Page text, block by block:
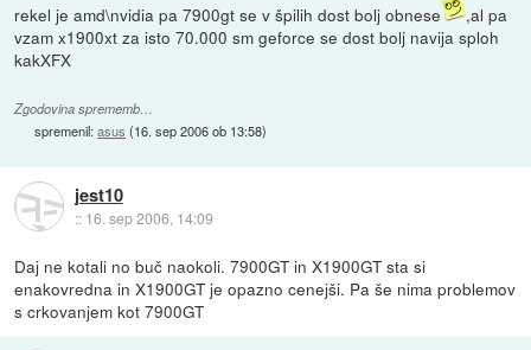
rekel je amd\nvidia pa 7900gt se v špilih dost bolj obnese
,al pa
vzam x1900xt za isto 70.000 sm geforce se dost bolj navija sploh
kakXFX
Zgodovina sprememb…
spremenil:asus (16. sep 2006 ob 13:58)
jest10
:: 16. sep 2006, 14:09
Daj ne kotali no buč naokoli. 7900GT in X1900GT sta si
enakovredna in X1900GT je opazno cenejši. Pa še nima problemov
s crkovanjem kot 7900GT